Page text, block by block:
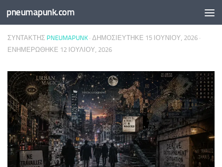
Skip to content
pneumapunk.com
ΣΥΝΤΆΚΤΗΣ PNEUMAPUNK · ΔΗΜΟΣΙΕΎΤΗΚΕ 15 ΙΟΥΝΊΟΥ, 2026 ·
ΕΝΗΜΕΡΏΘΗΚΕ 12 ΙΟΥΛΊΟΥ, 2026